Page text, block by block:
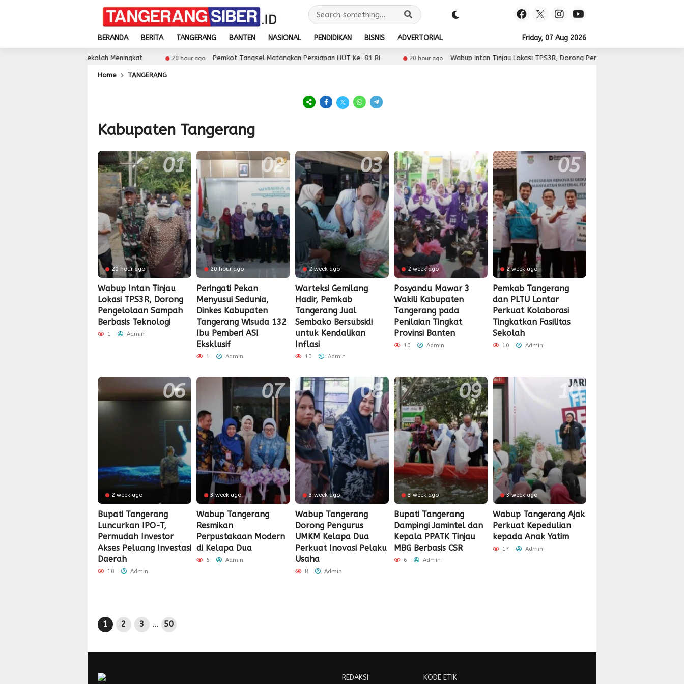
BERANDA BERITA TANGERANG BANTEN NASIONAL PENDIDIKAN BISNIS ADVERTORIAL Friday, 07 Aug 2026
Partisipasi Sekolah Meningkat 20 hour ago Pemkot Tangsel Matangkan Persiapan HUT Ke-81 RI 20 hour ago Wabup Intan Tinjau Lokasi TPS3R, Dorong Pengelolaan Sampah Berbasis
Home TANGERANG
Kabupaten Tangerang
20 hour ago
Wabup Intan Tinjau
Lokasi TPS3R, Dorong
Pengelolaan Sampah
Berbasis Teknologi
1 Admin
20 hour ago
Peringati Pekan
Menyusui Sedunia,
Dinkes Kabupaten
Tangerang Wisuda 132
Ibu Pemberi ASI
Eksklusif
1 Admin
2 week ago
Warteksi Gemilang
Hadir, Pemkab
Tangerang Jual
Sembako Bersubsidi
untuk Kendalikan
Inflasi
10 Admin
2 week ago
Posyandu Mawar 3
Wakili Kabupaten
Tangerang pada
Penilaian Tingkat
Provinsi Banten
10 Admin
2 week ago
Pemkab Tangerang
dan PLTU Lontar
Perkuat Kolaborasi
Tingkatkan Fasilitas
Sekolah
10 Admin
2 week ago
Bupati Tangerang
Luncurkan IPO-T,
Permudah Investor
Akses Peluang Investasi
Daerah
10 Admin
3 week ago
Wabup Tangerang
Resmikan
Perpustakaan Modern
di Kelapa Dua
5 Admin
3 week ago
Wabup Tangerang
Dorong Pengurus
UMKM Kelapa Dua
Perkuat Inovasi Pelaku
Usaha
8 Admin
3 week ago
Bupati Tangerang
Dampingi Jamintel dan
Kepala PPATK Tinjau
MBG Berbasis CSR
6 Admin
3 week ago
Wabup Tangerang Ajak
Perkuat Kepedulian
kepada Anak Yatim
17 Admin
1 2 3 … 50
REDAKSI KODE ETIK